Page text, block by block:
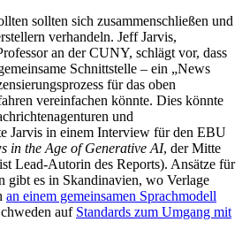
sollten sich zusammenschließen und
verhandeln. Jeff Jarvis,
an der CUNY, schlägt vor, dass
Schnittstelle – ein „News
für das oben
vereinfachen könnte. Dies könnte
und
Jarvis in einem Interview für den EBU
in the Age of Generative AI, der Mitte
Lead-Autorin des Reports). Ansätze für
gibt es in Skandinavien, wo Verlage
an einem gemeinsamen Sprachmodell
auf Standards zum Umgang mit